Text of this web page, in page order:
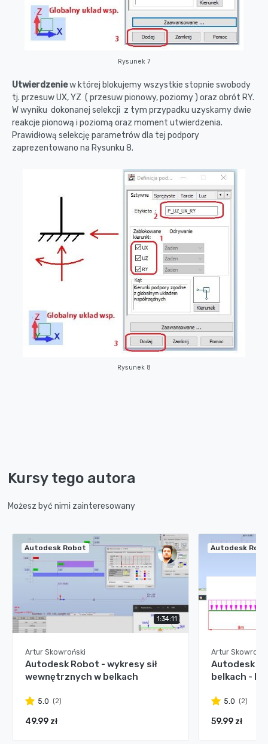
Rysunek 7
Utwierdzeniew której blokujemy wszystkie stopnie swobody
tj. przesuw UX, YZ ( przesuw pionowy, poziomy ) oraz obrót RY.
W wyniku dokonanej selekcji z tym przypadku uzyskamy dwie
reakcje pionową i poziomą oraz moment utwierdzenia.
Prawidłową selekcję parametrów dla tej podpory
zaprezentowano na Rysunku 8.
Rysunek 8
Kursy tego autora
Możesz być nimi zainteresowany
Autodesk Robot
1:34:11
Artur Skowroński
Autodesk Robot - wykresy sił
wewnętrznych w belkach
5.0 (2)
49.99 zł
Autodesk
Artur
Autodesk
belkach - II
5.0 (2)
59.99 zł